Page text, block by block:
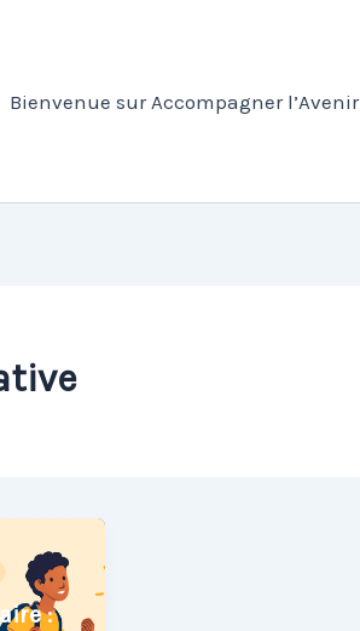
Bienvenue sur Accompagner l’Avenir
: